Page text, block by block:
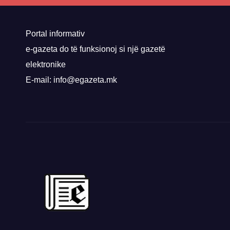
nis
Portal informativ
e-gazeta do të funksionoj si një gazetë
elektronike
E-mail: info@egazeta.mk